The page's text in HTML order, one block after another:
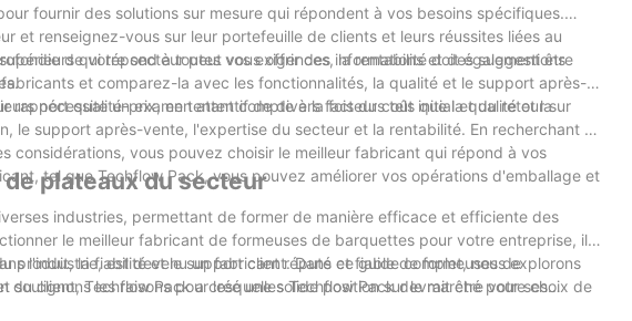
fournir des solutions sur mesure qui répondent à vos besoins spécifiques.
et renseignez-vous sur leur portefeuille de clients et leurs réussites liées au
de votre secteur peut vous offrir des informations et des suggestions
qui répond à toutes vos exigences, la rentabilité doit également être
et comparez-la avec les fonctionnalités, la qualité et le support après-
rapport qualité-prix, en tenant compte à la fois du coût initial et du retour sur
nécessite un examen attentif de divers facteurs tels que la qualité et la
le support après-vente, l'expertise du secteur et la rentabilité. En recherchant et
considérations, vous pouvez choisir le meilleur fabricant qui répond à vos
tel que Techflow Pack, vous pouvez améliorer vos opérations d'emballage et
plateaux du secteur
industries, permettant de former de manière efficace et efficiente des
le meilleur fabricant de formeuses de barquettes pour votre entreprise, il
produit, la fiabilité et le support client. Dans ce guide complet, nous explorons
les raisons pour lesquelles Techflow Pack devrait être votre choix de
l'industrie, est devenu un fabricant réputé et fiable de formeuses de
client, Techflow Pack a créé une solide position sur le marché pour ses